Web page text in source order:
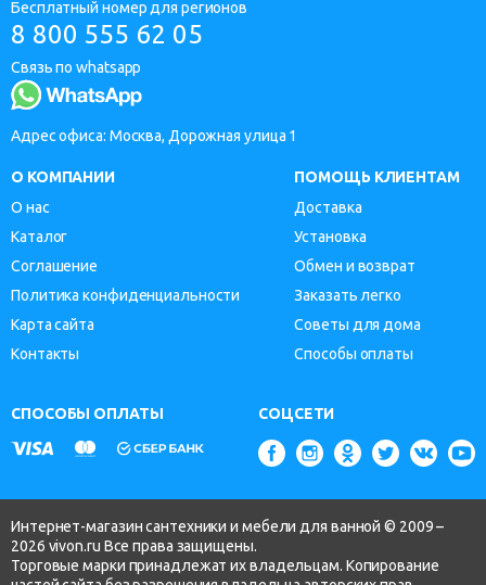
Бесплатный номер для регионов
8 800 555 62 05
Связь по whatsapp
Адрес офиса: Москва, Дорожная улица 1
О КОМПАНИИ
О нас
Каталог
Соглашение
Политика конфиденциальности
Карта сайта
Контакты
ПОМОЩЬ КЛИЕНТАМ
Доставка
Установка
Обмен и возврат
Заказать легко
Советы для дома
Способы оплаты
СПОСОБЫ ОПЛАТЫ СОЦСЕТИ
Интернет-магазин сантехники и мебели для ванной © 2009 –
2026 vivon.ru Все права защищены.
Торговые марки принадлежат их владельцам. Копирование